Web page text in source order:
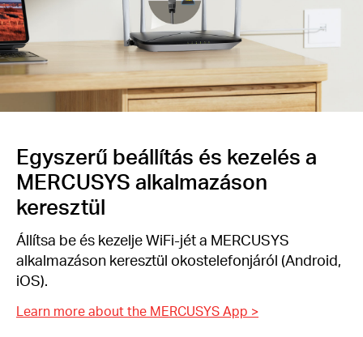
Egyszerű beállítás és kezelés a
MERCUSYS alkalmazáson
keresztül
Állítsa be és kezelje WiFi-jét a MERCUSYS
alkalmazáson keresztül okostelefonjáról (Android,
iOS).
Learn more about the MERCUSYS App >